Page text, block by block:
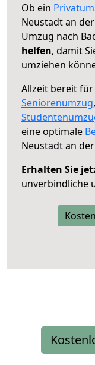
Ob ein
Neustadt an
Umzug nach
helfen, damit
umziehen
Allzeit bereit
Seniorenumzug,
eine optimale
Neustadt an der
Erhalten Sie
unverbindliche